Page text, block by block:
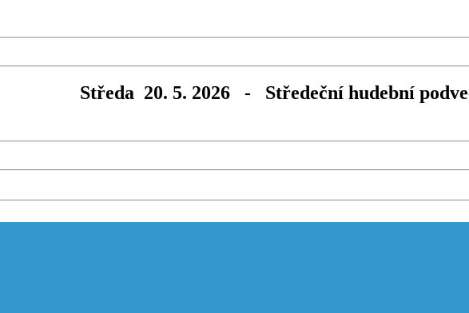
Středa 20. 5. 2026 - Středeční hudební